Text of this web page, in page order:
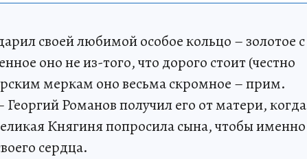
своей любимой особое кольцо – золотое с
оно не из-того, что дорого стоит (честно
меркам оно весьма скромное – прим.
Романов получил его от матери, когда
Княгиня попросила сына, чтобы именно
сердца.